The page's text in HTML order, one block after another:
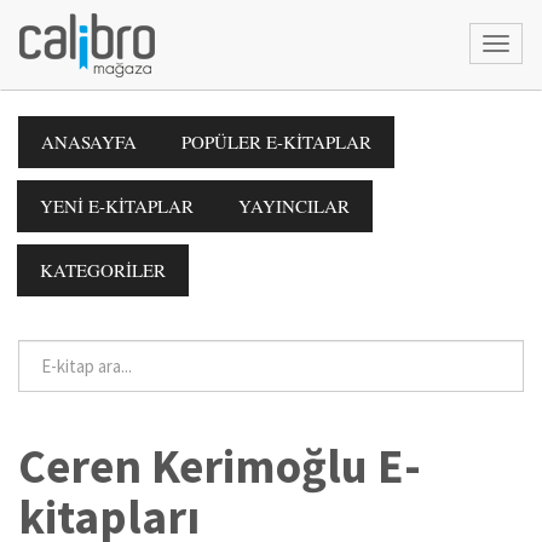
ANASAYFA POPÜLER E-KİTAPLAR
YENİ E-KİTAPLAR YAYINCILAR
KATEGORİLER
Ceren Kerimoğlu E-
kitapları